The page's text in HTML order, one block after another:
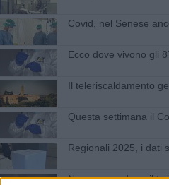
Covid, nel Senese
Ecco dove vivono gli
Il teleriscaldamento
Questa settimana il
Regionali 2025, i dati
Nuovo record per il